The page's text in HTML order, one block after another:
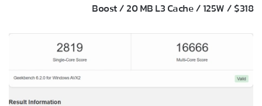
Boost / 20 MB L3 Cache / 125W / $318